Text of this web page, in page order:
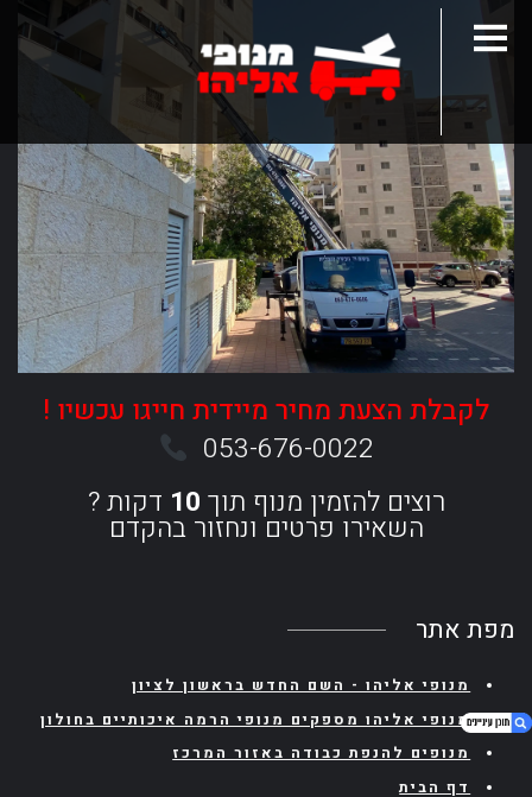
לקבלת הצעת מחיר מיידית חייגו עכשיו !
053-676-0022
רוצים להזמין מנוף תוך 10 דקות ?
השאירו פרטים ונחזור בהקדם
מפת אתר
מנופי אליהו - השם החדש בראשון לציון
מנופי אליהו מספקים מנופי הרמה איכותיים בחולון
מנופים להנפת כבודה באזור המרכז
דף הבית